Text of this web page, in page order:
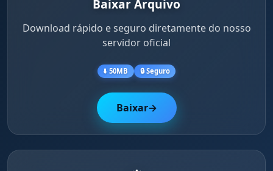
Baixar Arquivo
Download rápido e seguro diretamente do nosso
servidor oficial
⬇️ 50MB 🔒 Seguro
Baixar→